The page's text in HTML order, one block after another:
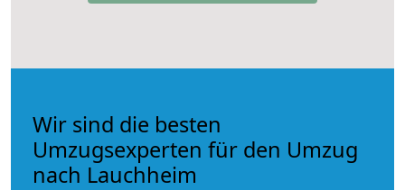
Wir sind die besten
Umzugsexperten für den Umzug
nach Lauchheim